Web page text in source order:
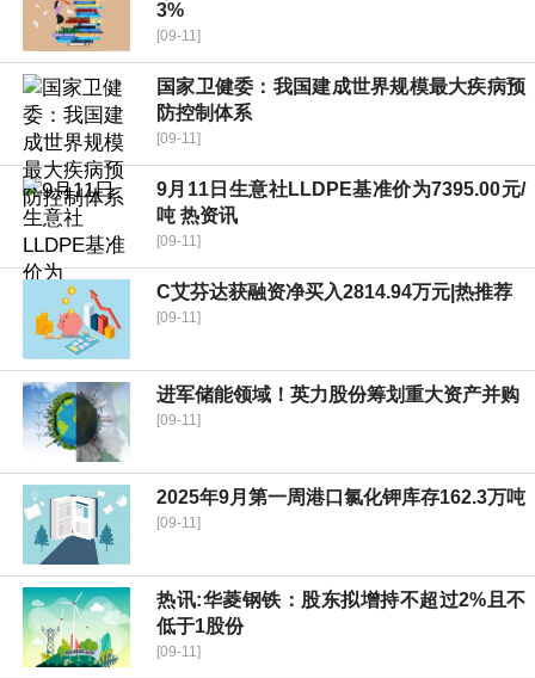
3%
[09-11]
国家卫健委：我国建成世界规模最大疾病预
防控制体系
[09-11]
9月11日生意社LLDPE基准价为7395.00元/
吨 热资讯
[09-11]
C艾芬达获融资净买入2814.94万元|热推荐
[09-11]
进军储能领域！英力股份筹划重大资产并购
[09-11]
2025年9月第一周港口氯化钾库存162.3万吨
[09-11]
热讯:华菱钢铁：股东拟增持不超过2%且不
低于1股份
[09-11]